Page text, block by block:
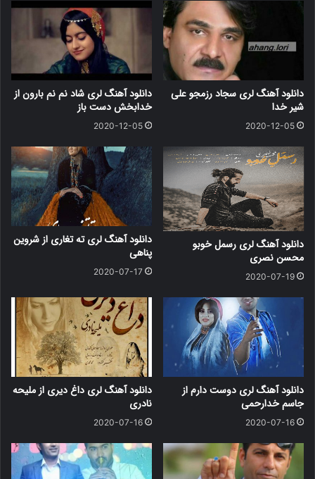
دانلود آهنگ لری سجاد رزمجو علی
شیر خدا
2020-12-05
دانلود آهنگ لری شاد نم نم بارون از
خدابخش دست باز
2020-12-05
دانلود آهنگ لری رسمل خوبو
محسن نصری
2020-07-19
دانلود آهنگ لری ته تغاری از شروین
پناهی
2020-07-17
دانلود آهنگ لری دوست دارم از
جاسم خدارحمی
2020-07-16
دانلود آهنگ لری داغ دیری از ملیحه
نادری
2020-07-16